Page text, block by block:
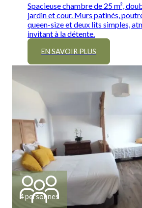
Spacieuse chambre de 25 m²,
jardin et cour. Murs patinés,
queen-size et deux lits simples,
invitant à la détente.
EN SAVOIR PLUS
4 personnes